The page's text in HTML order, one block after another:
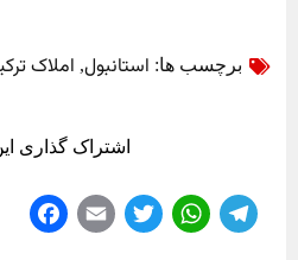
برچسب ها: استانبول, املاک
اشتراک گذاری
Te
W
T
E